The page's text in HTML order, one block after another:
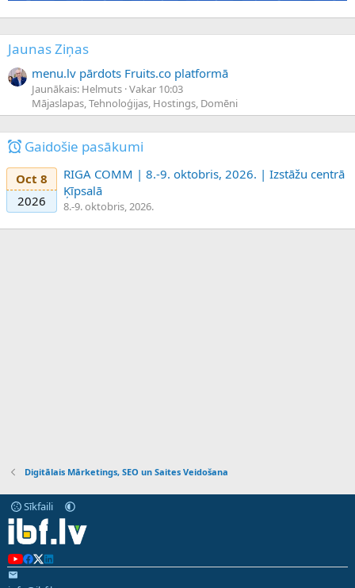
Jaunas Ziņas
menu.lv pārdots Fruits.co platformā
Jaunākais: Helmuts Vakar 10:03
Mājaslapas, Tehnoloģijas, Hostings, Domēni
Gaidošie pasākumi
Oct 8
2026
RIGA COMM | 8.-9. oktobris, 2026. | Izstāžu centrā
Ķīpsalā
8.-9. oktobris, 2026.
Digitālais Mārketings, SEO un Saites Veidošana
Sīkfaili